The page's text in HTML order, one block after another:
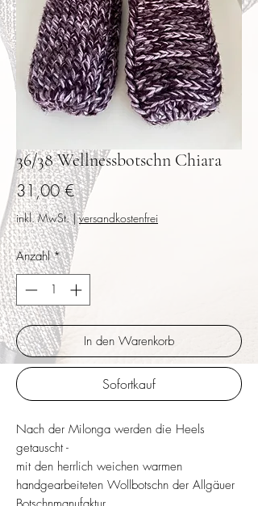
36/38 Wellnessbotschn Chiara
31,00 €Preis
inkl. MwSt.|versandkostenfrei
Anzahl *
In den Warenkorb
Sofortkauf
Nach der Milonga werden die Heels
getauscht -
mit den herrlich weichen warmen
handgearbeiteten Wollbotschn der Allgäuer